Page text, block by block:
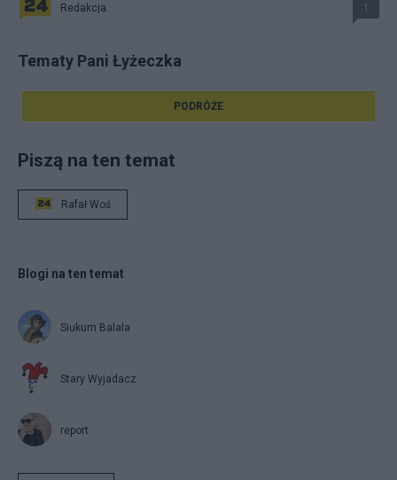
Redakcja 1
Tematy Pani Łyżeczka
PODRÓŻE
Piszą na ten temat
Rafał Woś
Blogi na ten temat
Siukum Balala
Stary Wyjadacz
report